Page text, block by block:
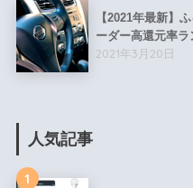
【2021年最新】
ーダー高還元率ラ
2021年3月20日
人気記事
1